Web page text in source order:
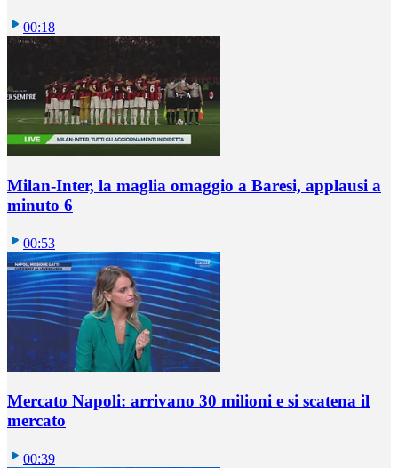
00:18
Milan-Inter, la maglia omaggio a Baresi, applausi a
minuto 6
00:53
Mercato Napoli: arrivano 30 milioni e si scatena il
mercato
00:39